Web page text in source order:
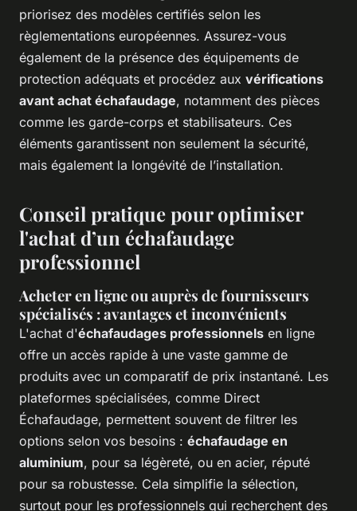
priorisez des modèles certifiés selon les
règlementations européennes. Assurez-vous
également de la présence des équipements de
protection adéquats et procédez aux vérifications
avant achat échafaudage, notamment des pièces
comme les garde-corps et stabilisateurs. Ces
éléments garantissent non seulement la sécurité,
mais également la longévité de l’installation.
Conseil pratique pour optimiser
l'achat d’un échafaudage
professionnel
Acheter en ligne ou auprès de fournisseurs
spécialisés : avantages et inconvénients
L'achat d'échafaudages professionnels en ligne
offre un accès rapide à une vaste gamme de
produits avec un comparatif de prix instantané. Les
plateformes spécialisées, comme Direct
Échafaudage, permettent souvent de filtrer les
options selon vos besoins : échafaudage en
aluminium, pour sa légèreté, ou en acier, réputé
pour sa robustesse. Cela simplifie la sélection,
surtout pour les professionnels qui recherchent des